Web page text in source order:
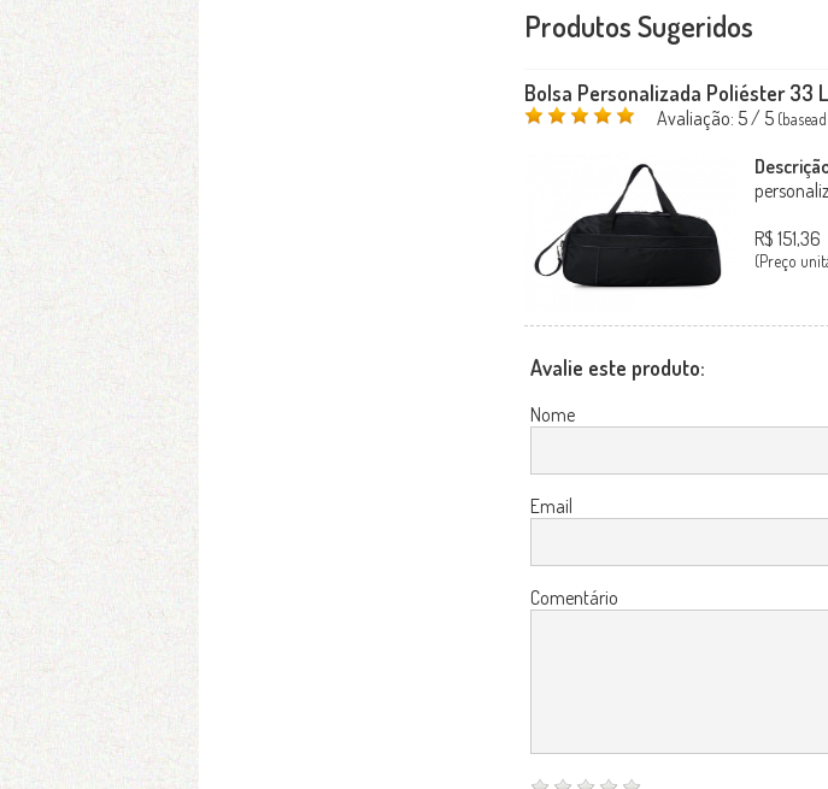
Produtos Sugeridos
Bolsa Personalizada Poliéster 33
Avaliação: 5/ 5
R$ 151,36
(Preço
Avalie este produto:
Nome
Email
Comentário